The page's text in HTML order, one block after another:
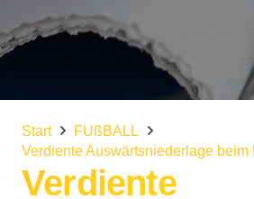
Start
FUßBALL
Verdiente Auswärtsniederlage
Verdiente